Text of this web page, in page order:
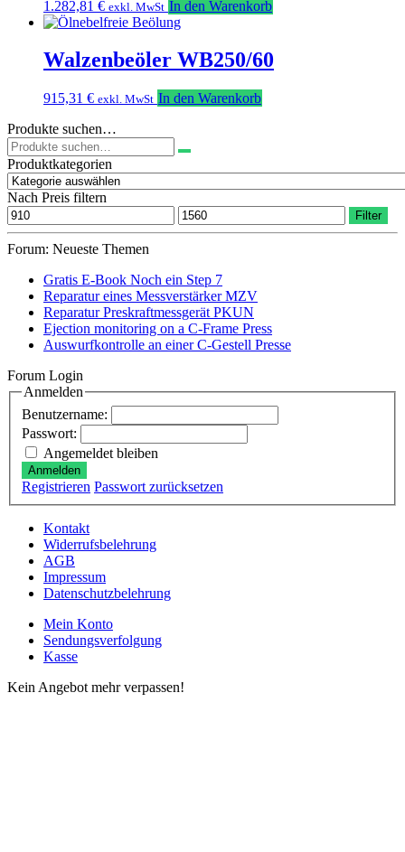
1.282,81 € exkl. MwSt In den Warenkorb
Walzenbeöler WB250/60
915,31 € exkl. MwSt In den Warenkorb
Produkte suchen…
Suchen
nach:
Produktkategorien
Nach Preis filtern
Min.
Preis
Max.
Preis
Filter
Forum: Neueste Themen
Gratis E-Book Noch ein Step 7
Reparatur eines Messverstärker MZV
Reparatur Preskraftmessgerät PKUN
Ejection monitoring on a C-Frame Press
Auswurfkontrolle an einer C-Gestell Presse
Forum Login
Anmelden
Benutzername:
Passwort:
Angemeldet bleiben
Anmelden
Registrieren Passwort zurücksetzen
Kontakt
Widerrufsbelehrung
AGB
Impressum
Datenschutzbelehrung
Mein Konto
Sendungsverfolgung
Kasse
Kein Angebot mehr verpassen!